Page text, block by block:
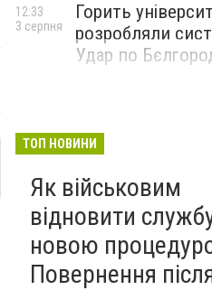
Горить
розробляли
Удар по
12:33
3 серпня
ТОП НОВИНИ
Як військовим
відновити
новою
Повернення